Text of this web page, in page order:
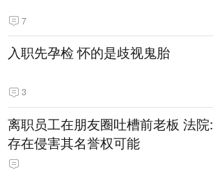
7
入职先孕检 怀的是歧视鬼胎
3
离职员工在朋友圈吐槽前老板 法院:
存在侵害其名誉权可能